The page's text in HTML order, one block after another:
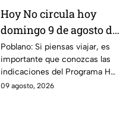
Hoy No circula hoy
domingo 9 de agosto de
2026: ¿Qué autos no
transitan en la CDMX y
EdoMex?
Poblano: Si piensas viajar, es
importante que conozcas las
indicaciones del Programa Hoy
No Circula HOY domingo 9 de
09 agosto, 2026